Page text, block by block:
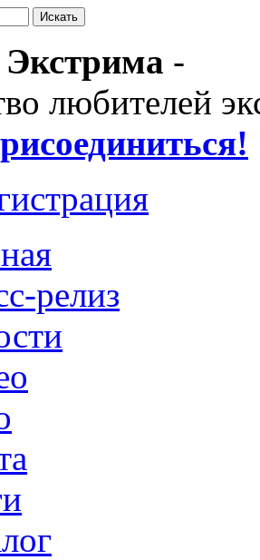
-
любителей
релиз